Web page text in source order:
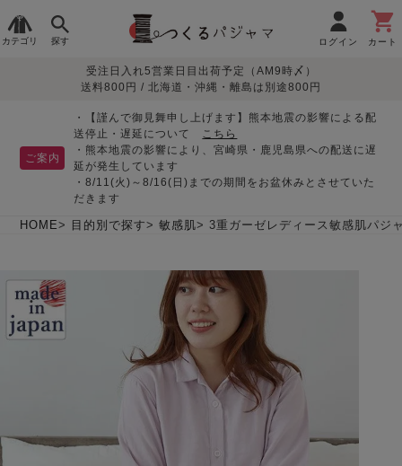
カテゴリ 探す ログイン カート
レディースパジャマ
夏 秋
メンズパジャマ
生地で
さがす
ガーゼ
目的別で
さがす
敏感肌用
パジャマ
入院・介護
胸が目立たない
マタニティ
パジャマ
ペアで
そろえたい
体型別におすすめパジ
年齢別におすすめパジ
デザインで
さがす
ィース
パジャマ
前開き かぶり
作務衣 胸がすけない
夏パジャマ特集 つくるパジャマとは
お支払い・送料・配送
について
返品・交換について
お買い物ガイド
受注日入れ5営業日目出荷予定（AM9時〆）
送料800円 / 北海道・沖縄・離島は別途800円
ご案内
・【謹んで御見舞申し上げます】熊本地震の影響による配
送停止・遅延について こちら
・熊本地震の影響により、宮崎県・鹿児島県への配送に遅
延が発生しています
・8/11(火)～8/16(日)までの期間をお盆休みとさせていた
だきます
HOME 目的別で探す 敏感肌 3重ガーゼレディース敏感肌パジ